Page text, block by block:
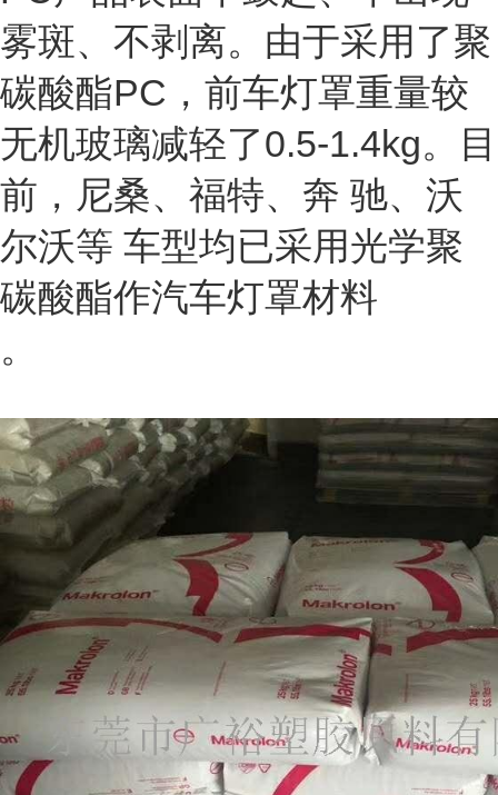
雾斑、不剥离。由于采用了聚
碳酸酯PC，前车灯罩重量较
无机玻璃减轻了0.5-1.4kg。目
前，尼桑、福特、奔 驰、沃
尔沃等 车型均已采用光学聚
碳酸酯作汽车灯罩材料
。